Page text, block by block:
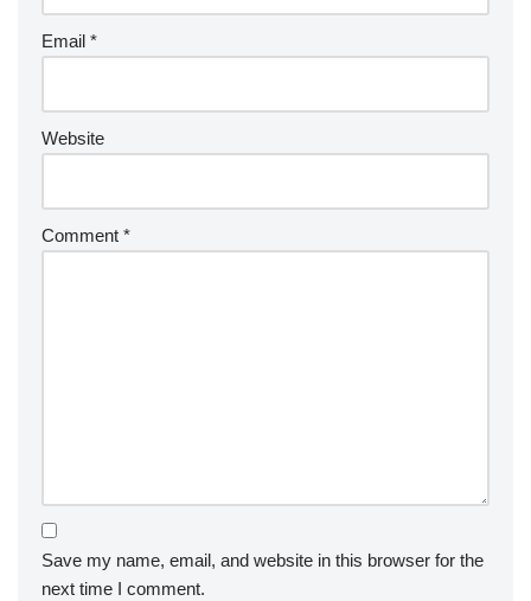
Email *
Website
Comment *
Save my name, email, and website in this browser for the
next time I comment.